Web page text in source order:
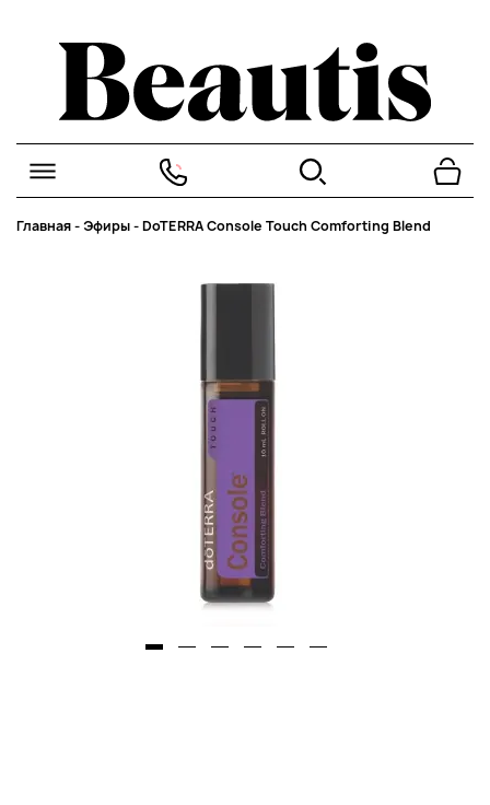
Главная-Эфиры-DoTERRA Console Touch Comforting Blend